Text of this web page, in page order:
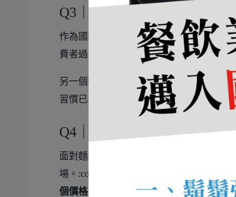
Q3｜飯店餐飲第一線，看
作為國際品牌飯店，威斯汀擁有不少外國
費者過去更在意性價比與新鮮感，但近期
另一個明顯趨勢，是外送市場
。即便飯
習慣已被養成，市場也進入成熟階段。
Q4｜一片漲聲下，價格與價
面對麵粉、油品等國際原物料上漲，即便
場。:contentReference[oaicite:3]{index=3}
個價格？